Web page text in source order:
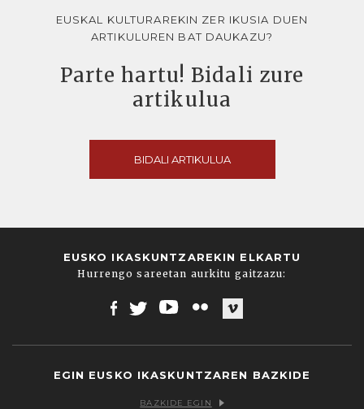
EUSKAL KULTURAREKIN ZER IKUSIA DUEN
ARTIKULUREN BAT DAUKAZU?
Parte hartu! Bidali zure
artikulua
BIDALI ARTIKULUA
EUSKO IKASKUNTZAREKIN ELKARTU
Hurrengo sareetan aurkitu gaitzazu:
EGIN EUSKO IKASKUNTZAREN BAZKIDE
BAZKIDE EGIN